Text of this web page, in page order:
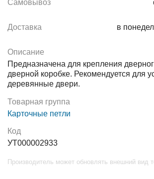
Самовывоз
Доставка в
Описание
Предназначена для крепления
дверной коробке. Рекомендуется для
деревянные двери.
Товарная группа
Карточные петли
Код
УТ000002933
Производитель может обновлять внешний вид